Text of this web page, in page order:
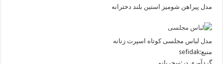
مدل پیراهن شومیز استین بلند دخترانه
مدل لباس مجلسی کوتاه اسپرت زنانه
منبع:sefidak